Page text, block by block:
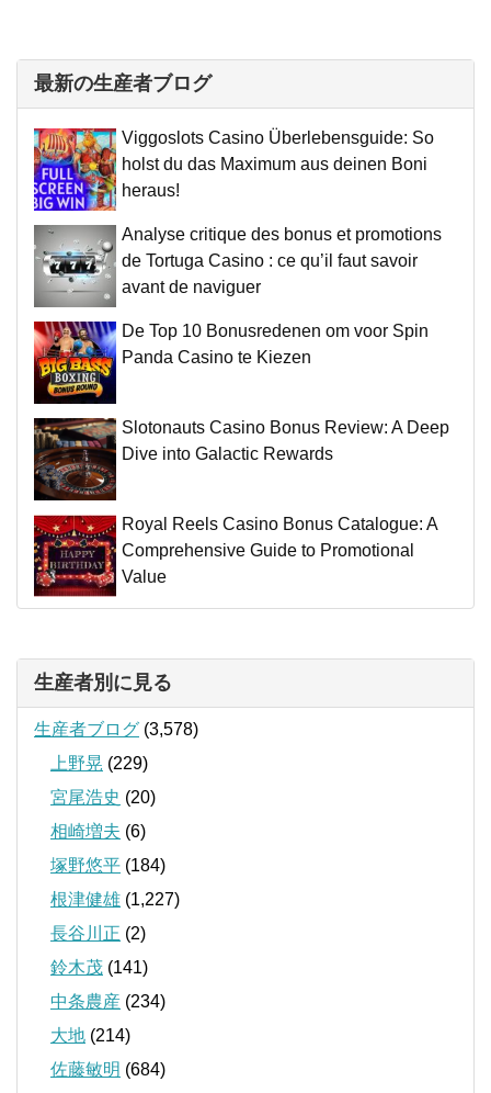
最新の生産者ブログ
Viggoslots Casino Überlebensguide: So
holst du das Maximum aus deinen Boni
heraus!
Analyse critique des bonus et promotions
de Tortuga Casino : ce qu’il faut savoir
avant de naviguer
De Top 10 Bonusredenen om voor Spin
Panda Casino te Kiezen
Slotonauts Casino Bonus Review: A Deep
Dive into Galactic Rewards
Royal Reels Casino Bonus Catalogue: A
Comprehensive Guide to Promotional
Value
生産者別に見る
生産者ブログ (3,578)
上野晃 (229)
宮尾浩史 (20)
相崎増夫 (6)
塚野悠平 (184)
根津健雄 (1,227)
長谷川正 (2)
鈴木茂 (141)
中条農産 (234)
大地 (214)
佐藤敏明 (684)